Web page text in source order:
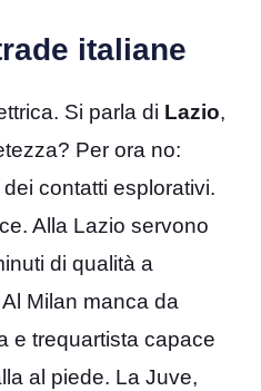
italiane
Si parla di Lazio,
Per ora no:
contatti esplorativi.
Alla Lazio servono
di qualità a
Milan manca da
e trequartista capace
al piede. La Juve,